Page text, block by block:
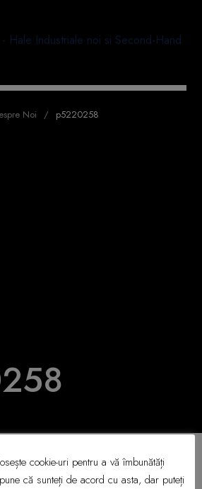
Noi p5220258
cookie-uri pentru a vă îmbunătăți
că sunteți de acord cu asta, dar puteți